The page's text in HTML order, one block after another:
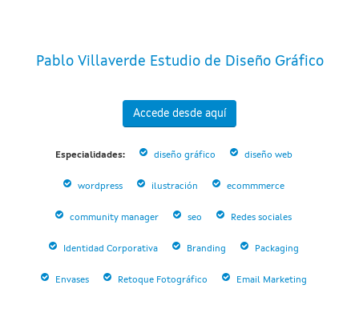
Pablo Villaverde Estudio de Diseño Gráfico
Accede desde aquí
Especialidades: diseño gráfico diseño web
wordpress ilustración ecommmerce
community manager seo Redes sociales
Identidad Corporativa Branding Packaging
Envases Retoque Fotográfico Email Marketing